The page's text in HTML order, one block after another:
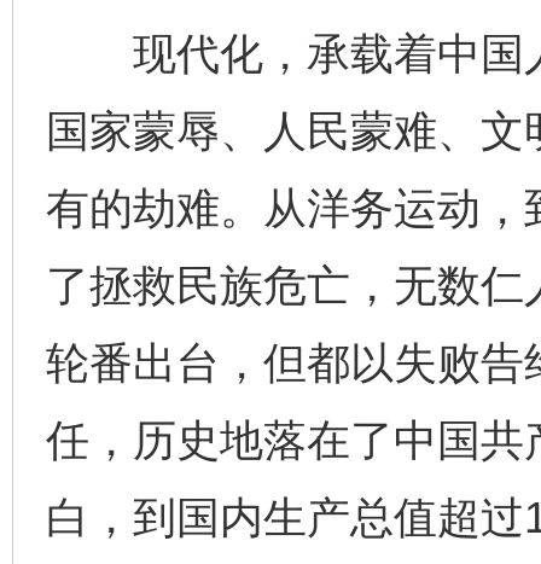
现代化，承载着中国
国家蒙辱、人民蒙难、
有的劫难。从洋务运动
了拯救民族危亡，无数
轮番出台，但都以失败
任，历史地落在了中国
白，到国内生产总值超